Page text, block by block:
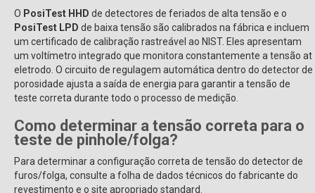
O PosiTest HHD de detectores de feriados de alta tensão e o
PosiTest LPD de baixa tensão são calibrados na fábrica e incluem
um certificado de calibração rastreável ao NIST. Eles apresentam
um voltímetro integrado que monitora constantemente a tensão at
eletrodo. O circuito de regulagem automática dentro do detector de
porosidade ajusta a saída de energia para garantir a tensão de
teste correta durante todo o processo de medição.
Como determinar a tensão correta para o
teste de pinhole/folga?
Para determinar a configuração correta de tensão do detector de
furos/folga, consulte a folha de dados técnicos do fabricante do
revestimento e o site apropriado standard.